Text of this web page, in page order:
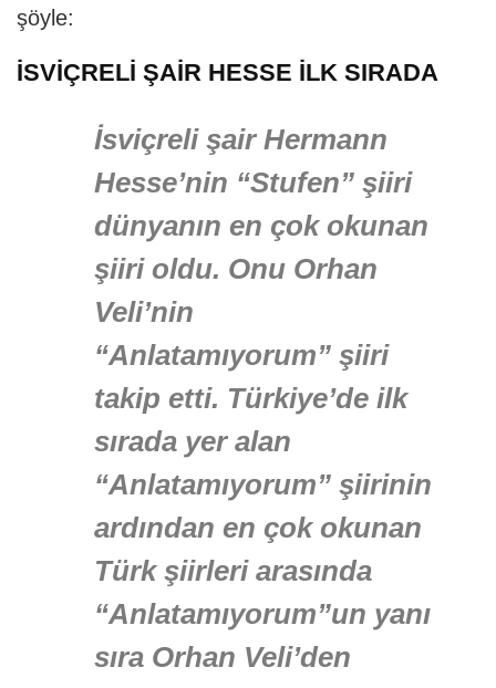
şöyle:
İSVİÇRELİ ŞAİR HESSE İLK SIRADA
İsviçreli şair Hermann
Hesse’nin “Stufen” şiiri
dünyanın en çok okunan
şiiri oldu. Onu Orhan
Veli’nin
“Anlatamıyorum” şiiri
takip etti. Türkiye’de ilk
sırada yer alan
“Anlatamıyorum” şiirinin
ardından en çok okunan
Türk şiirleri arasında
“Anlatamıyorum”un yanı
sıra Orhan Veli’den